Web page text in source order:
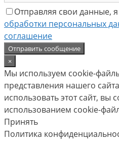
Отправляя свои данные,
обработки персональных
соглашение
×
Мы используем cookie-
представления нашего
использовать этот сайт, вы
использованием cookie-
Принять
Политика